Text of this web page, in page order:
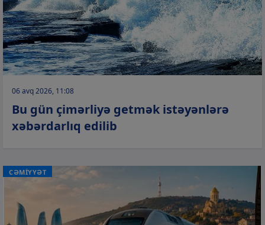
06 avq 2026, 11:08
Bu gün çimərliyə getmək istəyənlərə
xəbərdarlıq edilib
CƏMİYYƏT